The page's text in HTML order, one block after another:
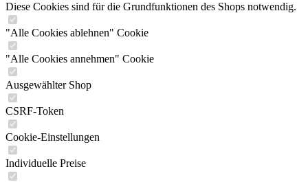
Diese Cookies sind für die Grundfunktionen des Shops notwendig.
"Alle Cookies ablehnen" Cookie
"Alle Cookies annehmen" Cookie
Ausgewählter Shop
CSRF-Token
Cookie-Einstellungen
Individuelle Preise